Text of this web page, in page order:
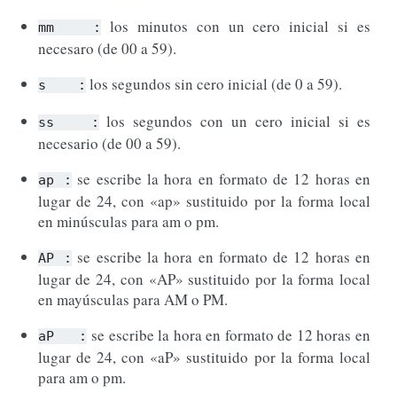
mm :
los minutos con un cero inicial si es
necesaro (de 00 a 59).
s : los segundos sin cero inicial (de 0 a 59).
ss :
los segundos con un cero inicial si es
necesario (de 00 a 59).
ap : se escribe la hora en formato de 12 horas en
lugar de 24, con «ap» sustituido por la forma local
en minúsculas para am o pm.
AP : se escribe la hora en formato de 12 horas en
lugar de 24, con «AP» sustituido por la forma local
en mayúsculas para AM o PM.
aP : se escribe la hora en formato de 12 horas en
lugar de 24, con «aP» sustituido por la forma local
para am o pm.